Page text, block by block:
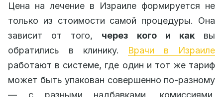
Цена на лечение в Израиле формируется не
только из стоимости самой процедуры. Она
зависит от того, через кого и каквы
обратились в клинику. Врачи в Израиле
работают в системе, где один и тот же тариф
может быть упакован совершенно по-разному
— с разными надбавками, комиссиями,